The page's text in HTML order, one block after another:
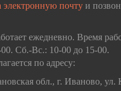
электронную почту и
ежедневно. Время
Сб.-Вс.: 10-00 до 15-00.
по адресу:
обл., г. Иваново, ул.